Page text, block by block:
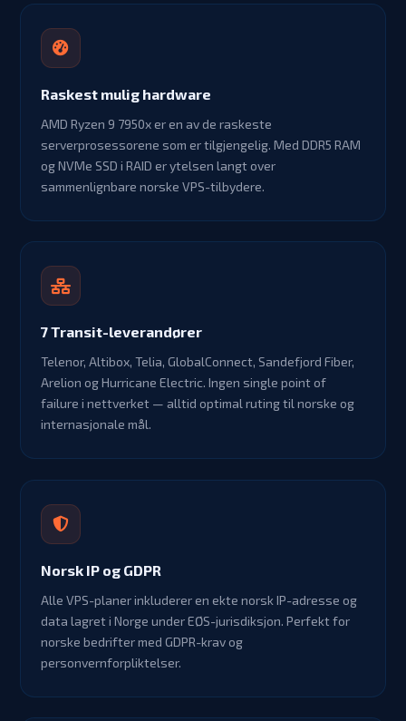
Raskest mulig hardware
AMD Ryzen 9 7950x er en av de raskeste
serverprosessorene som er tilgjengelig. Med DDR5 RAM
og NVMe SSD i RAID er ytelsen langt over
sammenlignbare norske VPS-tilbydere.
7 Transit-leverandører
Telenor, Altibox, Telia, GlobalConnect, Sandefjord Fiber,
Arelion og Hurricane Electric. Ingen single point of
failure i nettverket — alltid optimal ruting til norske og
internasjonale mål.
Norsk IP og GDPR
Alle VPS-planer inkluderer en ekte norsk IP-adresse og
data lagret i Norge under EØS-jurisdiksjon. Perfekt for
norske bedrifter med GDPR-krav og
personvernforpliktelser.